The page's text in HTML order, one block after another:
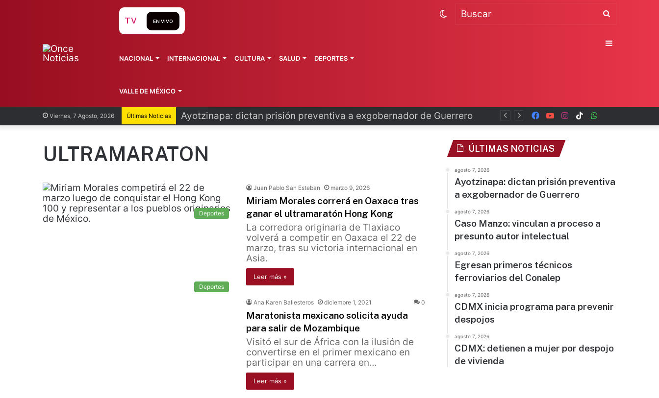
Viernes, 7 Agosto, 2026 Últimas Noticias Ayotzinapa: dictan prisión preventiva a exgobernador de Guerrero TikTok
Instagram
YouTube
Facebook
TV EN VIVO
NACIONAL INTERNACIONAL CULTURA SALUD DEPORTES
VALLE DE MÉXICO
Switch
ULTRAMARATON
Deportes
Juan Pablo San Esteban marzo 9, 2026
Miriam Morales correrá en Oaxaca tras
ganar el ultramaratón Hong Kong
La corredora originaria de Tlaxiaco
volverá a competir en Oaxaca el 22 de
marzo, tras su victoria internacional en
Asia.
Leer más »
Deportes
Ana Karen Ballesteros diciembre 1, 2021 0
Maratonista mexicano solicita ayuda
para salir de Mozambique
Visitó el sur de África con la ilusión de
convertirse en el primer mexicano en
participar en una carrera en…
Leer más »
ÚLTIMAS NOTICIAS
agosto 7, 2026
Ayotzinapa: dictan prisión preventiva
a exgobernador de Guerrero
agosto 7, 2026
Caso Manzo: vinculan a proceso a
presunto autor intelectual
agosto 7, 2026
Egresan primeros técnicos
ferroviarios del Conalep
agosto 7, 2026
CDMX inicia programa para prevenir
despojos
agosto 7, 2026
CDMX: detienen a mujer por despojo
de vivienda